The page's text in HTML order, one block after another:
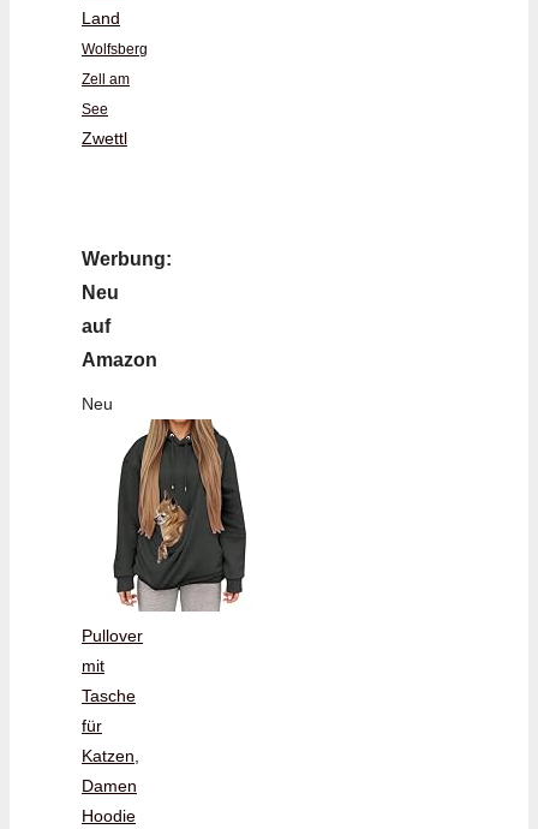
Land
Wolfsberg
Zell am
See
Zwettl
Werbung:
Neu
auf
Amazon
Neu
Pullover
mit
Tasche
für
Katzen,
Damen
Hoodie